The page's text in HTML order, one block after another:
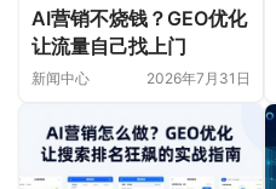
AI营销不烧钱？GEO优化
让流量自己找上门
新闻中心 2026年7月31日